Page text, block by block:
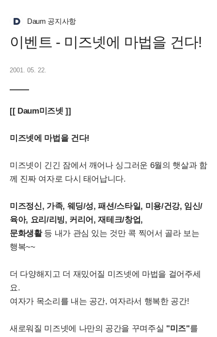
Daum 공지사항
이벤트 - 미즈넷에 마법을 건다!
2001. 05. 22.
[[ Daum미즈넷 ]]
미즈넷에 마법을 건다!
미즈넷이 긴긴 잠에서 깨어나 싱그러운 6월의 햇살과 함
께 진짜 여자로 다시 태어납니다.
미즈정신, 가족, 웨딩/성, 패션/스타일, 미용/건강, 임신/
육아, 요리/리빙, 커리어, 재테크/창업,
문화생활등 내가 관심 있는 것만 콕 찍어서 골라 보는
행복~~
더 다양해지고 더 재밌어질 미즈넷에 마법을 걸어주세
요.
여자가 목소리를 내는 공간, 여자라서 행복한 공간!
새로워질 미즈넷에 나만의 공간을 꾸며주실 "미즈"를